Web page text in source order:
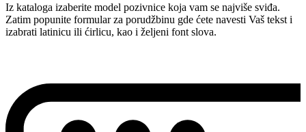
Iz kataloga izaberite model pozivnice koja vam se najviše sviđa.
Zatim popunite formular za porudžbinu gde ćete navesti Vaš tekst i
izabrati latinicu ili ćirlicu, kao i željeni font slova.